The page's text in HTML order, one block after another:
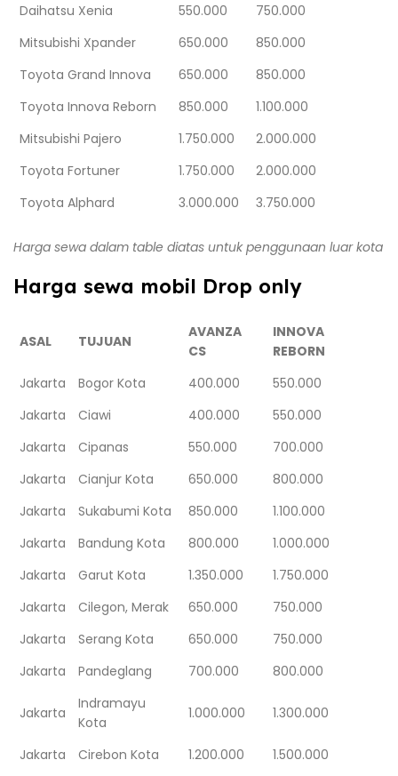
Daihatsu Xenia 550.000
750.000
Mitsubishi Xpander
650.000
850.000
Toyota Grand Innova
650.000
850.000
Toyota Innova Reborn
850.000
1.100.000
Mitsubishi Pajero
1.750.000
2.000.000
Toyota Fortuner
1.750.000
2.000.000
Toyota Alphard
3.000.000 3.750.000
Harga sewa dalam table diatas untuk penggunaan luar kota
Harga sewa mobil Drop only
ASAL TUJUAN
AVANZA
CS
INNOVA
REBORN
Jakarta
Bogor Kota 400.000
550.000
Jakarta
Ciawi 400.000
550.000
Jakarta
Cipanas 550.000
700.000
Jakarta
Cianjur Kota 650.000
800.000
Jakarta
Sukabumi Kota 850.000
1.100.000
Jakarta
Bandung Kota 800.000
1.000.000
Jakarta
Garut Kota 1.350.000
1.750.000
Jakarta
Cilegon, Merak 650.000
750.000
Jakarta
Serang Kota 650.000
750.000
Jakarta
Pandeglang 700.000 800.000
Jakarta
Indramayu
Kota
1.000.000 1.300.000
Jakarta Cirebon Kota 1.200.000
1.500.000